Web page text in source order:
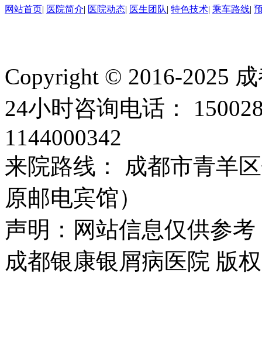
网站首页| 医院简介| 医院动态| 医生团队| 特色技术| 乘车路线|
Copyright © 2016-2025
24小时咨询电话：
1144000342
来院路线： 成都市青羊
原邮电宾馆）
声明：网站信息仅供参
成都银康银屑病医院 版